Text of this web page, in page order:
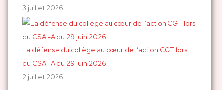
3 juillet 2026
La défense du collège au cœur de l’action CGT lors
du CSA -A du 29 juin 2026
2 juillet 2026